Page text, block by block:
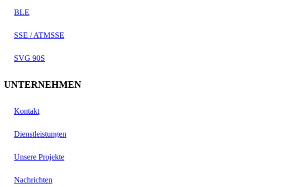
BLE
SSE / ATMSSE
SVG 90S
UNTERNEHMEN
Kontakt
Dienstleistungen
Unsere Projekte
Nachrichten